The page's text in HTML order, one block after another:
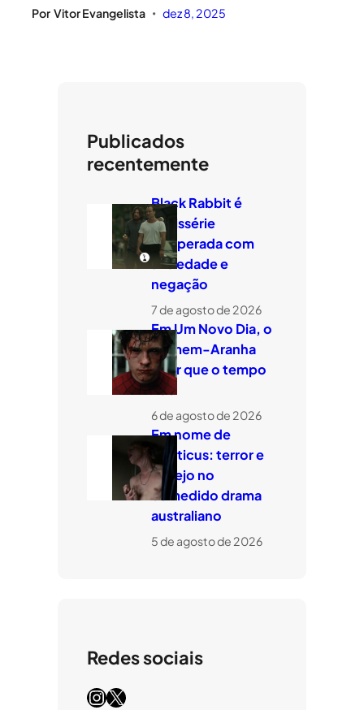
Por Vitor Evangelista • dez 8, 2025
Publicados
recentemente
Black Rabbit é
minissérie
temperada com
ansiedade e
negação
7 de agosto de 2026
Em Um Novo Dia, o
Homem-Aranha
quer que o tempo
voe
6 de agosto de 2026
Em nome de
Leviticus: terror e
desejo no
comedido drama
australiano
5 de agosto de 2026
Redes sociais
InstagramX